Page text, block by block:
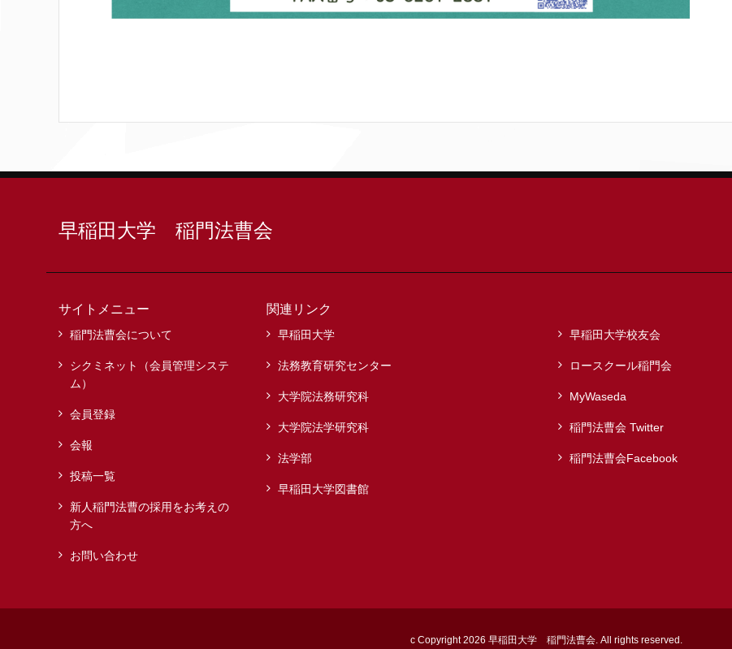
早稲田大学 稲門法曹会
サイトメニュー
稲門法曹会について
シクミネット（会員管理システ
ム）
会員登録
会報
投稿一覧
新人稲門法曹の採用をお考えの
方へ
お問い合わせ
関連リンク
早稲田大学
法務教育研究センター
大学院法務研究科
大学院法学研究科
法学部
早稲田大学図書館
早稲田大学校友会
ロースクール稲門会
MyWaseda
稲門法曹会 Twitter
稲門法曹会Facebook
c Copyright 2026 早稲田大学 稲門法曹会. All rights reserved.